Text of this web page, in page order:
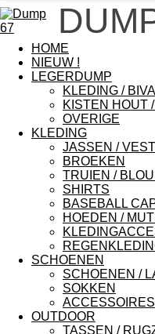
HOME
NIEUW !
LEGERDUMP
KLEDING /
KISTEN HOUT
OVERIGE
KLEDING
JASSEN /
BROEKEN
TRUIEN /
SHIRTS
BASEBALL
HOEDEN /
SCHOENEN
SCHOENEN /
SOKKEN
ACCESSOIRES
OUTDOOR
TASSEN /